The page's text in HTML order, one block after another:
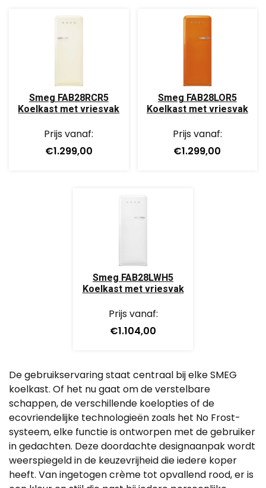
Smeg FAB28RCR5
Koelkast met vriesvak
Prijs vanaf:
€1.299,00
Smeg FAB28LOR5
Koelkast met vriesvak
Prijs vanaf:
€1.299,00
Smeg FAB28LWH5
Koelkast met vriesvak
Prijs vanaf:
€1.104,00
De gebruikservaring staat centraal bij elke SMEG
koelkast. Of het nu gaat om de verstelbare
schappen, de verschillende koelopties of de
ecovriendelijke technologieën zoals het No Frost-
systeem, elke functie is ontworpen met de gebruiker
in gedachten. Deze doordachte designaanpak wordt
weerspiegeld in de keuzevrijheid die iedere koper
heeft. Van ingetogen crème tot opvallend rood, er is